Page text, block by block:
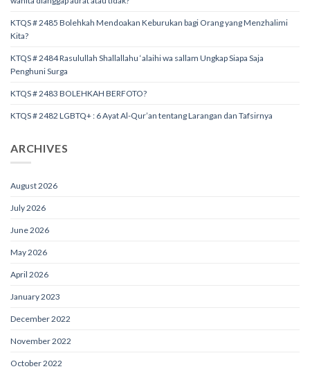
KTQS # 2485 Bolehkah Mendoakan Keburukan bagi Orang yang Menzhalimi
Kita?
KTQS # 2484 Rasulullah Shallallahu ‘alaihi wa sallam Ungkap Siapa Saja
Penghuni Surga
KTQS # 2483 BOLEHKAH BERFOTO?
KTQS # 2482 LGBTQ+ : 6 Ayat Al-Qur’an tentang Larangan dan Tafsirnya
ARCHIVES
August 2026
July 2026
June 2026
May 2026
April 2026
January 2023
December 2022
November 2022
October 2022